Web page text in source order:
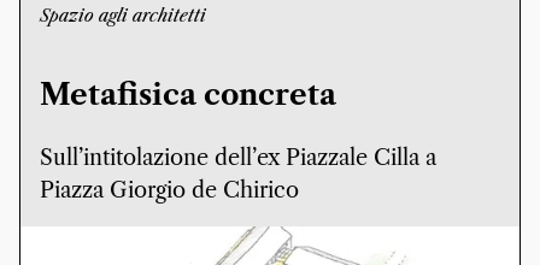
Spazio agli architetti
Metafisica concreta
Sull’intitolazione dell’ex Piazzale Cilla a
Piazza Giorgio de Chirico